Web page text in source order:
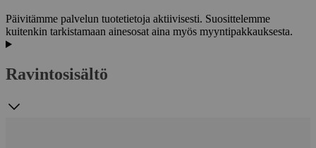
Päivitämme palvelun tuotetietoja aktiivisesti. Suosittelemme
kuitenkin tarkistamaan ainesosat aina myös myyntipakkauksesta.
Ravintosisältö